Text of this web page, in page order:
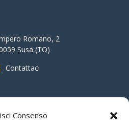
Consenso
Romano, 2
Susa (TO)
Contattaci
AAS